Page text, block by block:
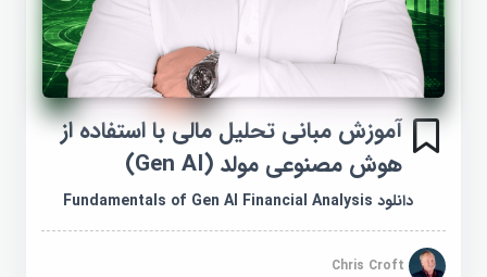
آموزش مبانی تحلیل مالی با استفاده از
هوش مصنوعی مولد (Gen AI)
دانلود Fundamentals of Gen AI Financial Analysis
Chris Croft